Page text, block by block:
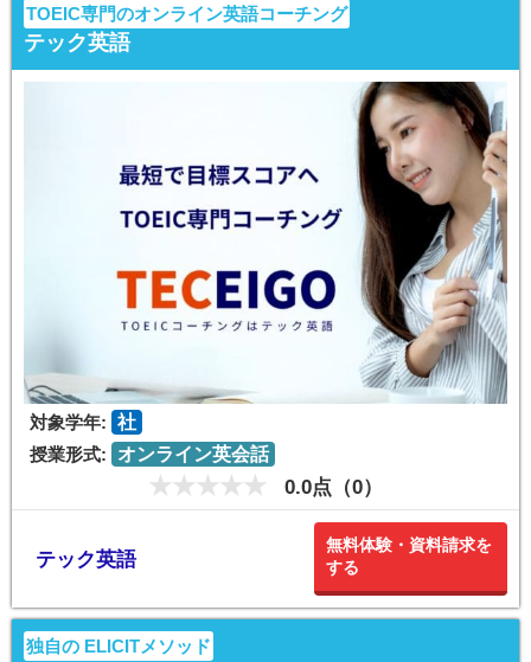
TOEIC専門のオンライン英語コーチング
テック英語
対象学年: 社
授業形式:
オンライン英会話
0.0点（0）
テック英語
無料体験・資料請求を
する
独自の ELICITメソッド